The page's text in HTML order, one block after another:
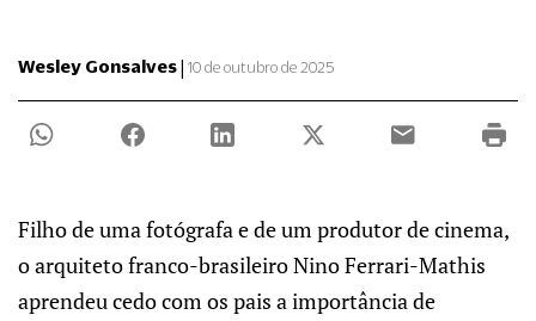
Wesley Gonsalves| 10 de outubro de 2025
Filho de uma fotógrafa e de um produtor de cinema,
o arquiteto franco-brasileiro Nino Ferrari-Mathis
aprendeu cedo com os pais a importância de